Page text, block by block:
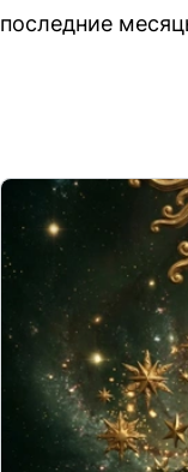
последние